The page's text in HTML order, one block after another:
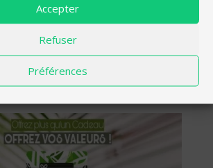
Accepter
Refuser
Préférences
en plus rapide de la technologie
de nouveaux avantages pour les
pour la planète : une énergie moins
parfois moins polluante (ça dépend